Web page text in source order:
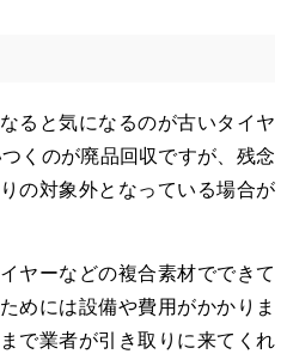
ると気になるのが古いタイヤ
くのが廃品回収ですが、残念
の対象外となっている場合が
ヤーなどの複合素材でできて
めには設備や費用がかかりま
で業者が引き取りに来てくれ